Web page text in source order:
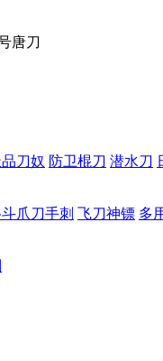
唐刀
刀奴 防卫棍刀 潜水刀
爪刀手刺 飞刀神镖 多